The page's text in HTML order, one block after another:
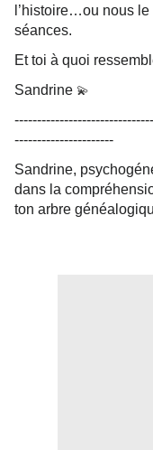
l’histoire…ou nous
séances.
Et toi à quoi
Sandrine 💫
----------------------
Sandrine,
dans la
ton arbre